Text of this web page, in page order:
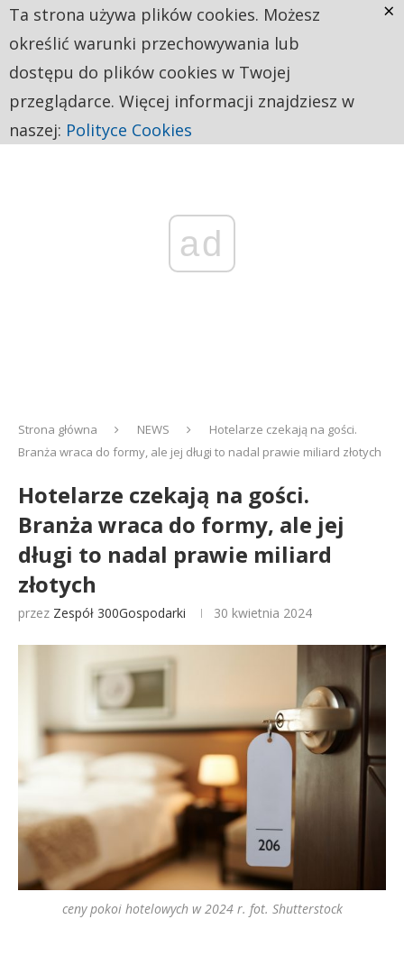
ad
Strona główna NEWS
Hotelarze czekają na gości.
Branża wraca do formy, ale jej długi to nadal prawie miliard złotych
Hotelarze czekają na gości.
Branża wraca do formy, ale jej
długi to nadal prawie miliard
złotych
przez Zespół 300Gospodarki 30 kwietnia 2024
ceny pokoi hotelowych w 2024 r. fot. Shutterstock
Ta strona używa plików cookies. Możesz
określić warunki przechowywania lub
dostępu do plików cookies w Twojej
przeglądarce. Więcej informacji znajdziesz w
naszej: Polityce Cookies
×